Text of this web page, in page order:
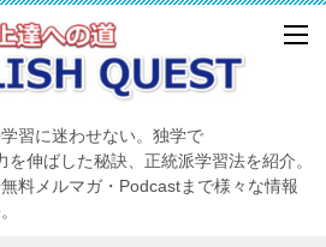
習に迷わせない。独学で
伸ばした秘訣、正統派学習法を紹介。
料メルマガ・Podcastまで様々な情報